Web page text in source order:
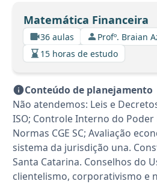
Matemática Financeira
36 aulas
Profº. Braian
15 horas de estudo
Conteúdo de planejamento
Não atendemos: Leis e
ISO; Controle Interno do Poder
Normas CGE SC; Avaliação
sistema da jurisdição una.
Santa Catarina. Conselhos do
clientelismo, corporativismo e